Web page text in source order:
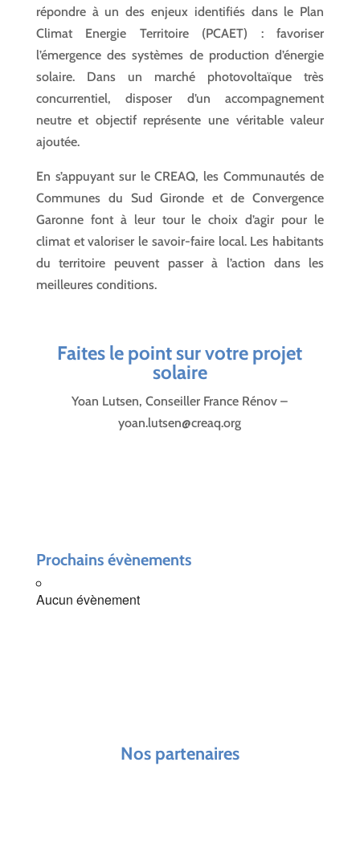
répondre à un des enjeux identifiés dans le Plan
Climat Energie Territoire (PCAET) : favoriser
l’émergence des systèmes de production d’énergie
solaire. Dans un marché photovoltaïque très
concurrentiel, disposer d’un accompagnement
neutre et objectif représente une véritable valeur
ajoutée.
En s’appuyant sur le CREAQ, les Communautés de
Communes du Sud Gironde et de Convergence
Garonne font à leur tour le choix d’agir pour le
climat et valoriser le savoir-faire local. Les habitants
du territoire peuvent passer à l’action dans les
meilleures conditions.
Faites le point sur votre projet
solaire
Yoan Lutsen, Conseiller France Rénov –
yoan.lutsen@creaq.org
Prochains évènements
Aucun évènement
Nos partenaires